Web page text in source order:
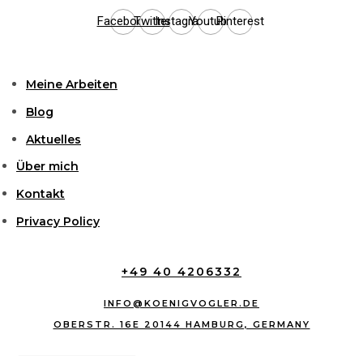
FacebookTwitterInstagramYoutubePinterest
Meine Arbeiten
Blog
Aktuelles
Über mich
Kontakt
Privacy Policy
+49 40 4206332
INFO@KOENIGVOGLER.DE
OBERSTR. 16E 20144 HAMBURG, GERMANY